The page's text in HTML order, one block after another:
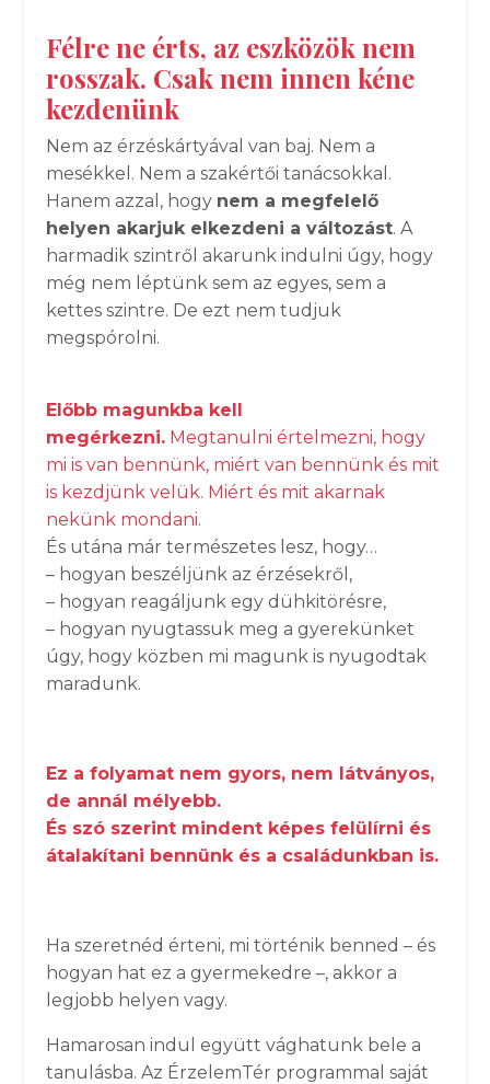
Félre ne érts, az eszközök nem
rosszak. Csak nem innen kéne
kezdenünk
Nem az érzéskártyával van baj. Nem a
mesékkel. Nem a szakértői tanácsokkal.
Hanem azzal, hogy nem a megfelelő
helyen akarjuk elkezdeni a változást. A
harmadik szintről akarunk indulni úgy, hogy
még nem léptünk sem az egyes, sem a
kettes szintre. De ezt nem tudjuk
megspórolni.
Előbb magunkba kell
megérkezni. Megtanulni értelmezni, hogy
mi is van bennünk, miért van bennünk és mit
is kezdjünk velük. Miért és mit akarnak
nekünk mondani.
És utána már természetes lesz, hogy…
– hogyan beszéljünk az érzésekről,
– hogyan reagáljunk egy dühkitörésre,
– hogyan nyugtassuk meg a gyerekünket
úgy, hogy közben mi magunk is nyugodtak
maradunk.
Ez a folyamat nem gyors, nem látványos,
de annál mélyebb.
És szó szerint mindent képes felülírni és
átalakítani bennünk és a családunkban is.
Ha szeretnéd érteni, mi történik benned – és
hogyan hat ez a gyermekedre –, akkor a
legjobb helyen vagy.
Hamarosan indul együtt vághatunk bele a
tanulásba. Az ÉrzelemTér programmal saját